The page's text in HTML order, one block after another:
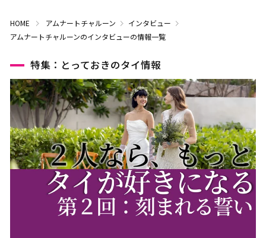
HOME アムナートチャルーン
インタビュー
アムナートチャルーンのインタビューの情報一覧
特集：とっておきのタイ情報